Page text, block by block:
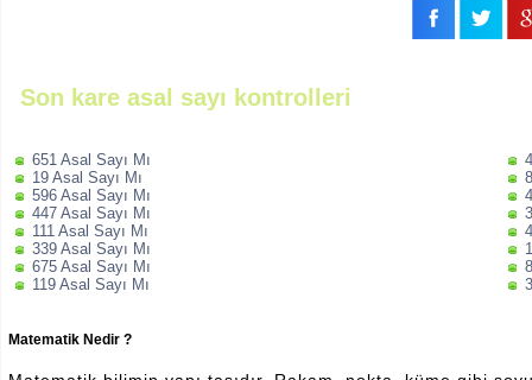
Son kare asal sayı kontrolleri
651 Asal Sayı Mı
19 Asal Sayı Mı
596 Asal Sayı Mı
447 Asal Sayı Mı
111 Asal Sayı Mı
339 Asal Sayı Mı
675 Asal Sayı Mı
119 Asal Sayı Mı
Matematik Nedir ?